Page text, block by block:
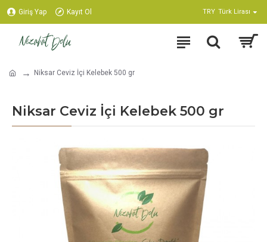
Giriş Yap Kayıt Ol TRY Türk Lirası
Niksar Ceviz İçi Kelebek 500 gr
Niksar Ceviz İçi Kelebek 500 gr